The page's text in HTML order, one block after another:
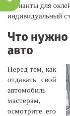
варианты для
индивидуальный
Что нужно
авто
Перед тем, как
отдавать свой
автомобиль
мастерам,
осмотрите его